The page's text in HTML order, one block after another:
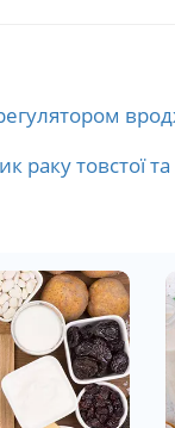
раку товстої